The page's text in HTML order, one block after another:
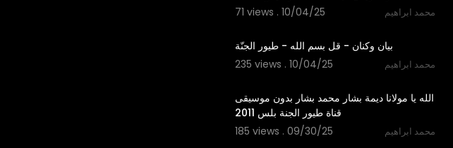
71 views . 10/04/25
محمد ابراهيم
بيان وكنان - قل بسم الله - طيور الجنّة
235 views . 10/04/25
محمد ابراهيم
الله يا مولانا ديمة بشار محمد بشار بدون موسيقى
قناة طيور الجنة بلس 2011
185 views . 09/30/25
محمد ابراهيم